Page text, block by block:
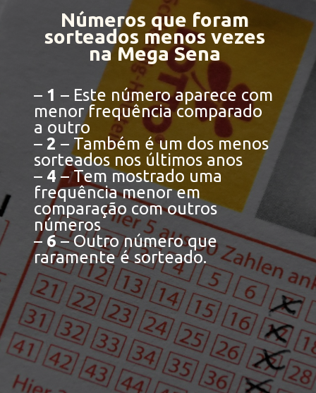
Números que foram
sorteados menos vezes
na Mega Sena
– 1 – Este número aparece com
menor frequência comparado
a outro
– 2 – Também é um dos menos
sorteados nos últimos anos
– 4– Tem mostrado uma
frequência menor em
comparação com outros
números
– 6– Outro número que
raramente é sorteado.